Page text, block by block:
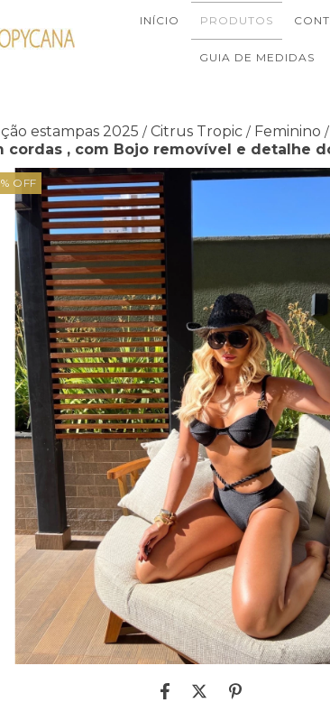
INÍCIO PRODUTOS
GUIA DE MEDIDAS
estampas 2025 / Citrus Tropic / Feminino /
cordas , com Bojo removível e detalhe
% OFF